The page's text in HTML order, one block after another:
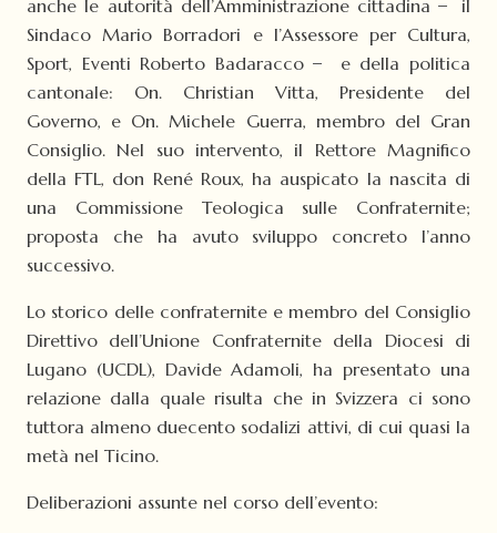
anche le autorità dell’Amministrazione cittadina ̶ il
Sindaco Mario Borradori e l’Assessore per Cultura,
Sport, Eventi Roberto Badaracco ̶ e della politica
cantonale: On. Christian Vitta, Presidente del
Governo, e On. Michele Guerra, membro del Gran
Consiglio. Nel suo intervento, il Rettore Magnifico
della FTL, don René Roux, ha auspicato la nascita di
una Commissione Teologica sulle Confraternite;
proposta che ha avuto sviluppo concreto l’anno
successivo.
Lo storico delle confraternite e membro del Consiglio
Direttivo dell’Unione Confraternite della Diocesi di
Lugano (UCDL), Davide Adamoli, ha presentato una
relazione dalla quale risulta che in Svizzera ci sono
tuttora almeno duecento sodalizi attivi, di cui quasi la
metà nel Ticino.
Deliberazioni assunte nel corso dell’evento: